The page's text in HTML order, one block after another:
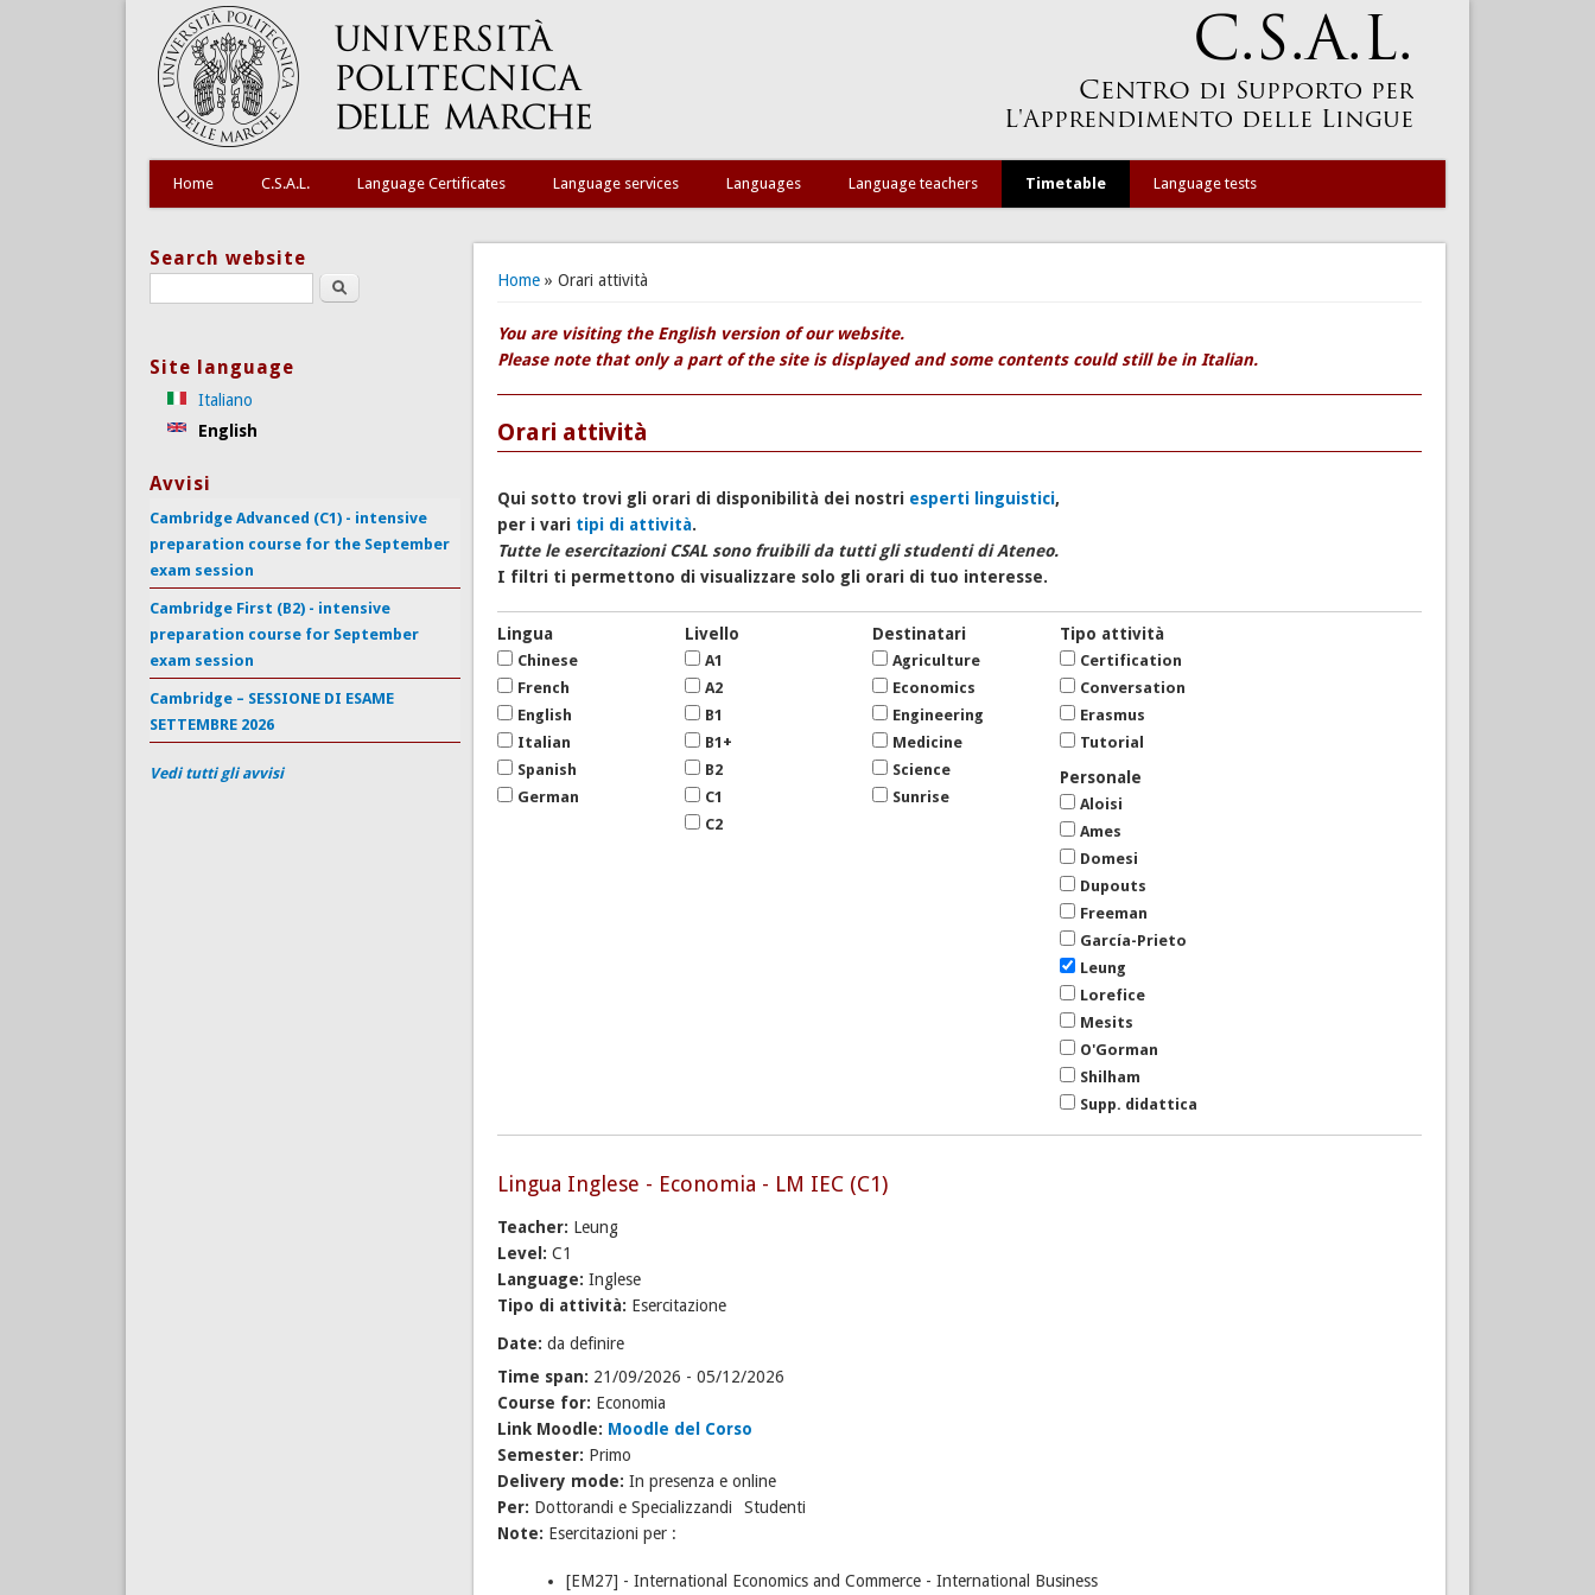
Home C.S.A.L. Language Certificates Language services Languages Language teachers Timetable Language tests
You are here
Home» Orari attività
You are visiting the English version of our website.
Please note that only a part of the site is displayed and some contents could still be in Italian.
Orari attività
Qui sotto trovi gli orari di disponibilità dei nostri esperti linguistici,
per i vari tipi di attività.
Tutte le esercitazioni CSAL sono fruibili da tutti gli studenti di Ateneo.
I filtri ti permettono di visualizzare solo gli orari di tuo interesse.
Lingua
Chinese
French
English
Italian
Spanish
German
Livello
A1
A2
B1
B1+
B2
C1
C2
Destinatari
Agriculture
Economics
Engineering
Medicine
Science
Sunrise
Tipo attività
Certification
Conversation
Erasmus
Tutorial
Personale
Aloisi
Ames
Domesi
Dupouts
Freeman
García-Prieto
Leung
Lorefice
Mesits
O'Gorman
Shilham
Supp. didattica
Lingua Inglese - Economia - LM IEC (C1)
Teacher: Leung
Level: C1
Language: Inglese
Tipo di attività: Esercitazione
Date: da definire
Time span: 21/09/2026 - 05/12/2026
Course for: Economia
Link Moodle: Moodle del Corso
Semester: Primo
Delivery mode: In presenza e online
Per: Dottorandi e Specializzandi
Studenti
Note: Esercitazioni per :
[EM27] - International Economics and Commerce - International Business
Search website
Search this site
Site language
Italiano
English
Avvisi
Cambridge Advanced (C1) - intensive
preparation course for the September
exam session
Cambridge First (B2) - intensive
preparation course for September
exam session
Cambridge – SESSIONE DI ESAME
SETTEMBRE 2026
Vedi tutti gli avvisi